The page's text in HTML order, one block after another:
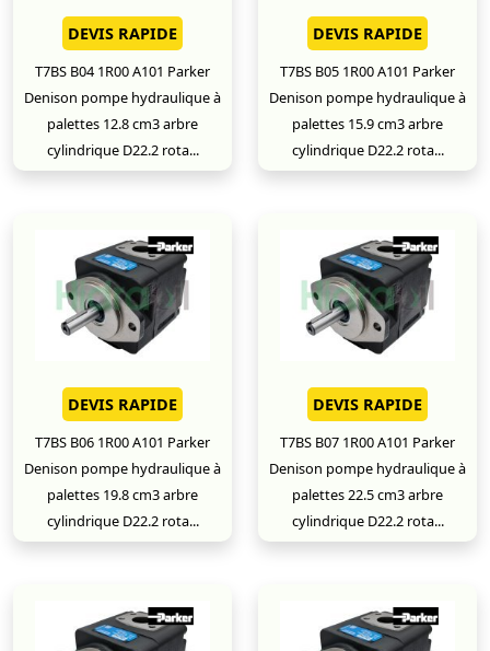
DEVIS RAPIDE
T7BS B04 1R00 A101 Parker
Denison pompe hydraulique à
palettes 12.8 cm3 arbre
cylindrique D22.2 rota...
DEVIS RAPIDE
T7BS B05 1R00 A101 Parker
Denison pompe hydraulique à
palettes 15.9 cm3 arbre
cylindrique D22.2 rota...
DEVIS RAPIDE
T7BS B06 1R00 A101 Parker
Denison pompe hydraulique à
palettes 19.8 cm3 arbre
cylindrique D22.2 rota...
DEVIS RAPIDE
T7BS B07 1R00 A101 Parker
Denison pompe hydraulique à
palettes 22.5 cm3 arbre
cylindrique D22.2 rota...